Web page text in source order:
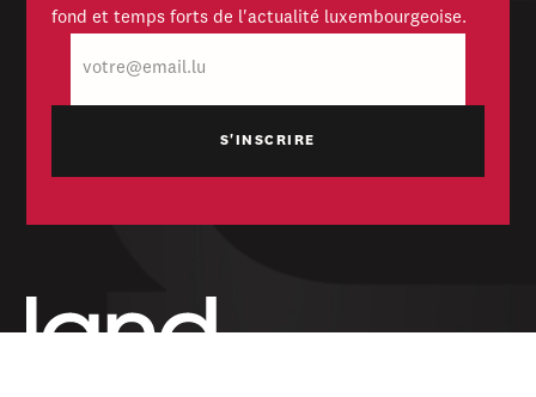
fond et temps forts de l'actualité luxembourgeoise.
mail